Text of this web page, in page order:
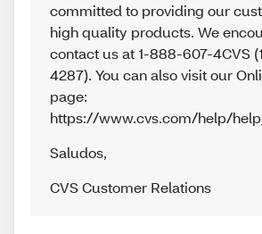
committed to providing our
high quality products. We
contact us at 1-888-607-4CVS
4287). You can also visit our
page:
https://www.cvs.com/help/
Saludos,
CVS Customer Relations